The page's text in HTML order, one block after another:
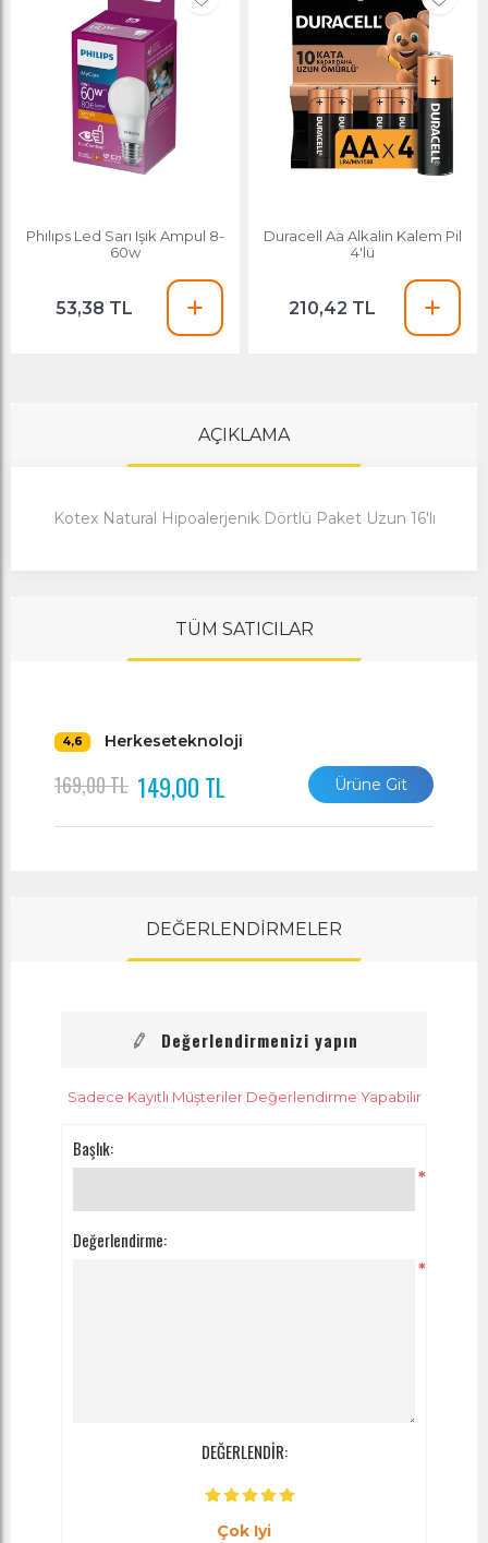
Phılıps Led Sarı Işık Ampul 8-
60w
53,38 TL
Duracell Aa Alkalin Kalem Pil
4'lü
210,42 TL
AÇIKLAMA
Kotex Natural Hipoalerjenik Dörtlü Paket Uzun 16'lı
TÜM SATICILAR
4,6 Herkeseteknoloji
169,00 TL 149,00 TL Ürüne Git
DEĞERLENDİRMELER
Değerlendirmenizi yapın
Sadece Kayıtlı Müşteriler Değerlendirme Yapabilir
Başlık:
*
Değerlendirme:
*
DEĞERLENDİR:
Çok Iyi